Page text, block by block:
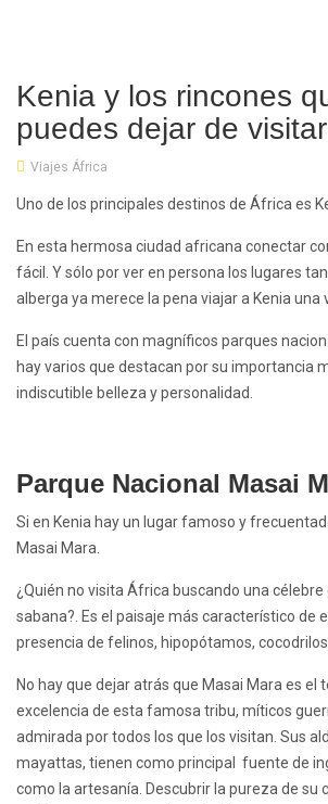
Kenia y los rincones
puedes dejar de visitar
Viajes África
Uno de los principales destinos de África es
En esta hermosa ciudad africana conectar
fácil. Y sólo por ver en persona los lugares
alberga ya merece la pena viajar a Kenia una
El país cuenta con magníficos parques
hay varios que destacan por su importancia
indiscutible belleza y personalidad.
Parque Nacional Masai
Si en Kenia hay un lugar famoso y
Masai Mara.
¿Quién no visita África buscando una
sabana?. Es el paisaje más característico de
presencia de felinos, hipopótamos,
No hay que dejar atrás que Masai Mara es el
excelencia de esta famosa tribu, míticos
admirada por todos los que los visitan. Sus
mayattas, tienen como principal fuente de
como la artesanía. Descubrir la pureza de su